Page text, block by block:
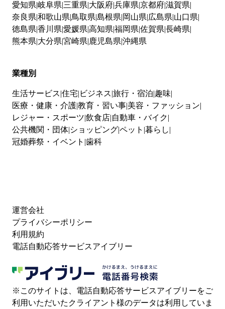
愛知県 岐阜県 三重県 大阪府兵庫県 京都府滋賀県
奈良県 和歌山県 鳥取県 島根県 岡山県 広島県 山口県
徳島県 香川県 愛媛県 高知県 福岡県 佐賀県 長崎県
熊本県 大分県 宮崎県 鹿児島県 沖縄県
業種別
生活サービス 住宅 ビジネス 旅行・宿泊 趣味
医療・健康・介護教育・習い事 美容・ファッション
レジャー・スポーツ 飲食店 自動車・バイク
公共機関・団体 ショッピングペット 暮らし
冠婚葬祭・イベント 歯科
運営会社
プライバシーポリシー
利用規約
電話自動応答サービスアイブリー
※このサイトは、電話自動応答サービスアイブリーをご
利用いただいたクライアント様のデータは利用していま